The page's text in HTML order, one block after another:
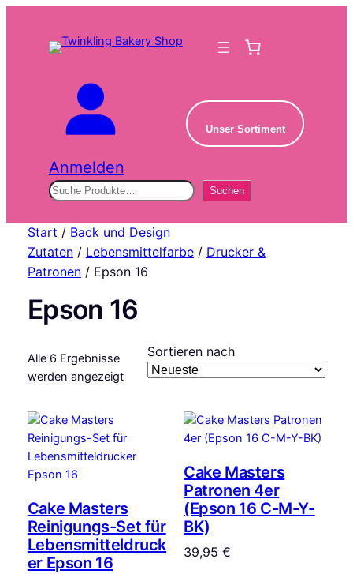
Anmelden
Unser Sortiment
Suchen Suchen
Start / Back und Design
Zutaten/ Lebensmittelfarbe/ Drucker &
Patronen/ Epson 16
Epson 16
Alle 6 Ergebnisse
werden angezeigtNach
Sortieren nach
Cake Masters
Reinigungs-Set für
Lebensmitteldruck
er Epson 16
Cake Masters
Patronen 4er
(Epson 16 C-M-Y-
BK)
39,95€